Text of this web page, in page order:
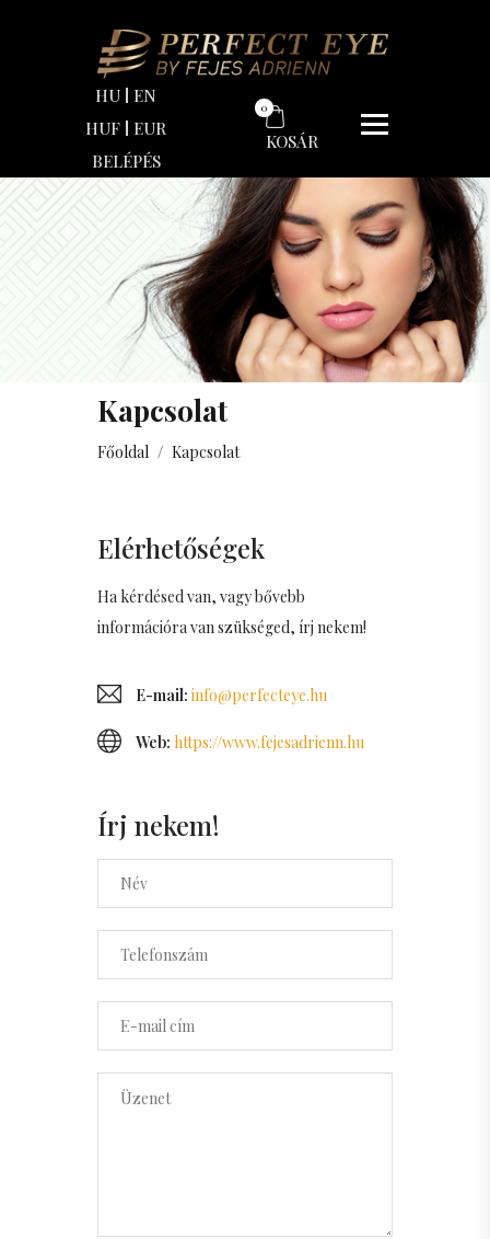
HU
EN
HUF
EUR
BELÉPÉS
0
KOSÁR
Kapcsolat
Főoldal / Kapcsolat
Elérhetőségek
Ha kérdésed van, vagy bővebb
információra van szükséged, írj nekem!
E-mail: info@perfecteye.hu
Web: https://www.fejesadrienn.hu
Írj nekem!